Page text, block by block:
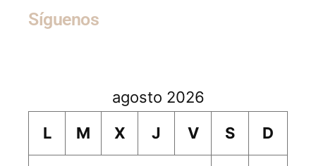
Síguenos
agosto 2026
L
M X J V S D